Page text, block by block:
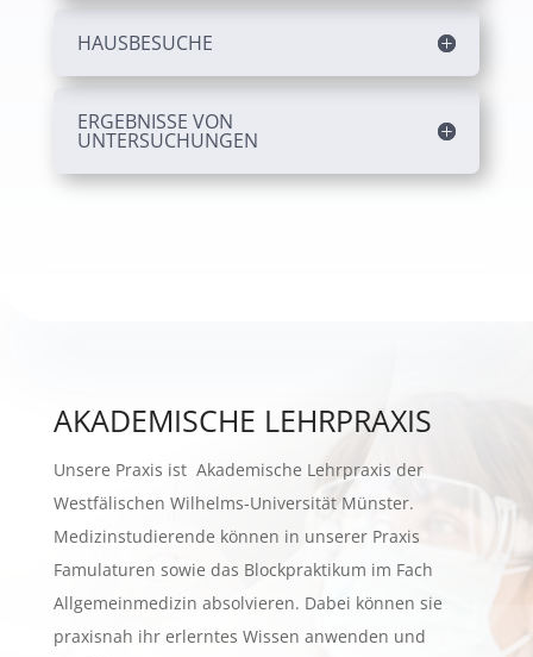
HAUSBESUCHE
ERGEBNISSE VON
UNTERSUCHUNGEN
AKADEMISCHE LEHRPRAXIS
Unsere Praxis ist Akademische Lehrpraxis der
Westfälischen Wilhelms-Universität Münster.
Medizinstudierende können in unserer Praxis
Famulaturen sowie das Blockpraktikum im Fach
Allgemeinmedizin absolvieren. Dabei können sie
praxisnah ihr erlerntes Wissen anwenden und